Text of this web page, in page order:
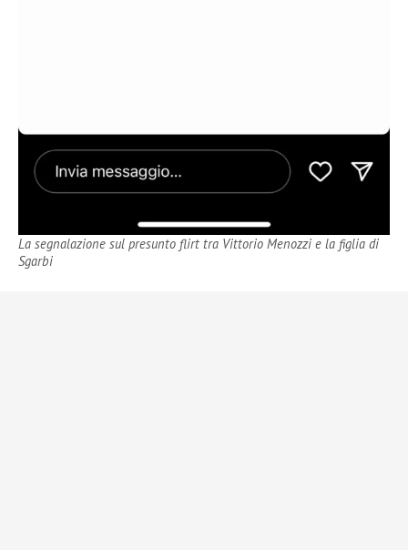
La segnalazione sul presunto flirt tra Vittorio Menozzi e la figlia di
Sgarbi